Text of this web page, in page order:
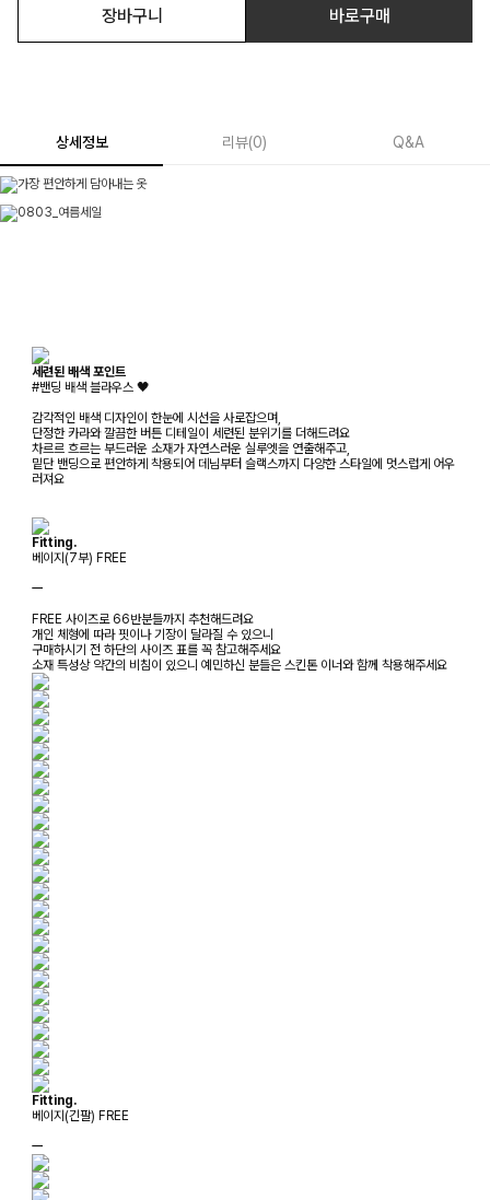
장바구니 바로구매
상세정보 리뷰(0) Q&A
세련된 배색 포인트
#밴딩 배색 블라우스 🖤
감각적인 배색 디자인이 한눈에 시선을 사로잡으며,
단정한 카라와 깔끔한 버튼 디테일이 세련된 분위기를 더해드려요
차르르 흐르는 부드러운 소재가 자연스러운 실루엣을 연출해주고,
밑단 밴딩으로 편안하게 착용되어 데님부터 슬랙스까지 다양한 스타일에 멋스럽게 어우
러져요
Fitting.
베이지(7부) FREE
ㅡ
FREE 사이즈로 66반분들까지 추천해드려요
개인 체형에 따라 핏이나 기장이 달라질 수 있으니
구매하시기 전 하단의 사이즈 표를 꼭 참고해주세요
소재 특성상 약간의 비침이 있으니 예민하신 분들은 스킨톤 이너와 함께 착용해주세요
Fitting.
베이지(긴팔) FREE
ㅡ